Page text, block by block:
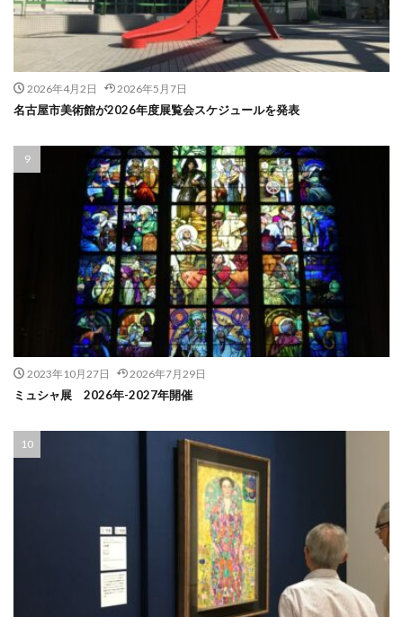
2026年4月2日 2026年5月7日
名古屋市美術館が2026年度展覧会スケジュールを発表
2023年10月27日 2026年7月29日
ミュシャ展 2026年-2027年開催